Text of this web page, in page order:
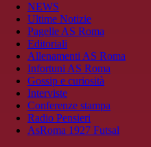
NEWS
Ultime Notizie
Pagelle AS Roma
Editoriali
Allenamenti AS Roma
Infortuni AS Roma
Gossip e curiosità
Interviste
Conferenze stampa
Radio Pensieri
AsRoma 1927 Futsal